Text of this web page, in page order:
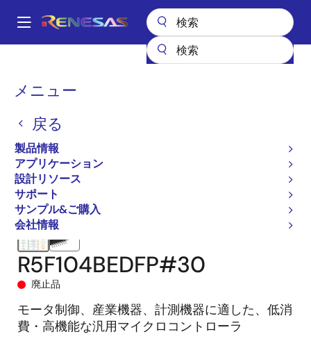
ン
Main
メニュー
戻る
製品情報
アプリケーション
設計リソース
サポート
サンプル&ご購入
会社情報
パ
く
ず
マイクロコントローラとマイクロプロセッサ
R5F104BEDFP#30
廃止品
モータ制御、産業機器、計測機器に適した、低消
費・高機能な汎用マイクロコントローラ